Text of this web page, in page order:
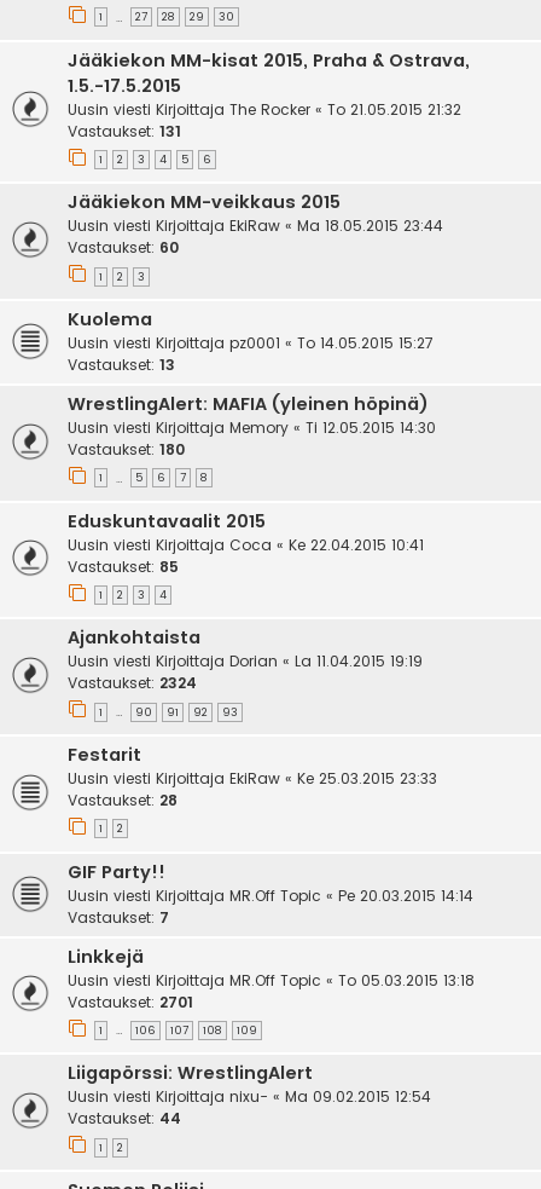
1 … 27 28 29 30
Jääkiekon MM-kisat 2015, Praha & Ostrava,
1.5.-17.5.2015
Uusin viesti Kirjoittaja The Rocker « To 21.05.2015 21:32
Vastaukset: 131
1 2 3 4 5 6
Jääkiekon MM-veikkaus 2015
Uusin viesti Kirjoittaja EkiRaw « Ma 18.05.2015 23:44
Vastaukset: 60
1 2 3
Kuolema
Uusin viesti Kirjoittaja pz0001 « To 14.05.2015 15:27
Vastaukset: 13
WrestlingAlert: MAFIA (yleinen höpinä)
Uusin viesti Kirjoittaja Memory « Ti 12.05.2015 14:30
Vastaukset: 180
1 … 5 6 7 8
Eduskuntavaalit 2015
Uusin viesti Kirjoittaja Coca « Ke 22.04.2015 10:41
Vastaukset: 85
1 2 3 4
Ajankohtaista
Uusin viesti Kirjoittaja Dorian « La 11.04.2015 19:19
Vastaukset: 2324
1 … 90 91 92 93
Festarit
Uusin viesti Kirjoittaja EkiRaw « Ke 25.03.2015 23:33
Vastaukset: 28
1 2
GIF Party!!
Uusin viesti Kirjoittaja MR.Off Topic « Pe 20.03.2015 14:14
Vastaukset: 7
Linkkejä
Uusin viesti Kirjoittaja MR.Off Topic « To 05.03.2015 13:18
Vastaukset: 2701
1 … 106 107 108 109
Liigapörssi: WrestlingAlert
Uusin viesti Kirjoittaja nixu- « Ma 09.02.2015 12:54
Vastaukset: 44
1 2